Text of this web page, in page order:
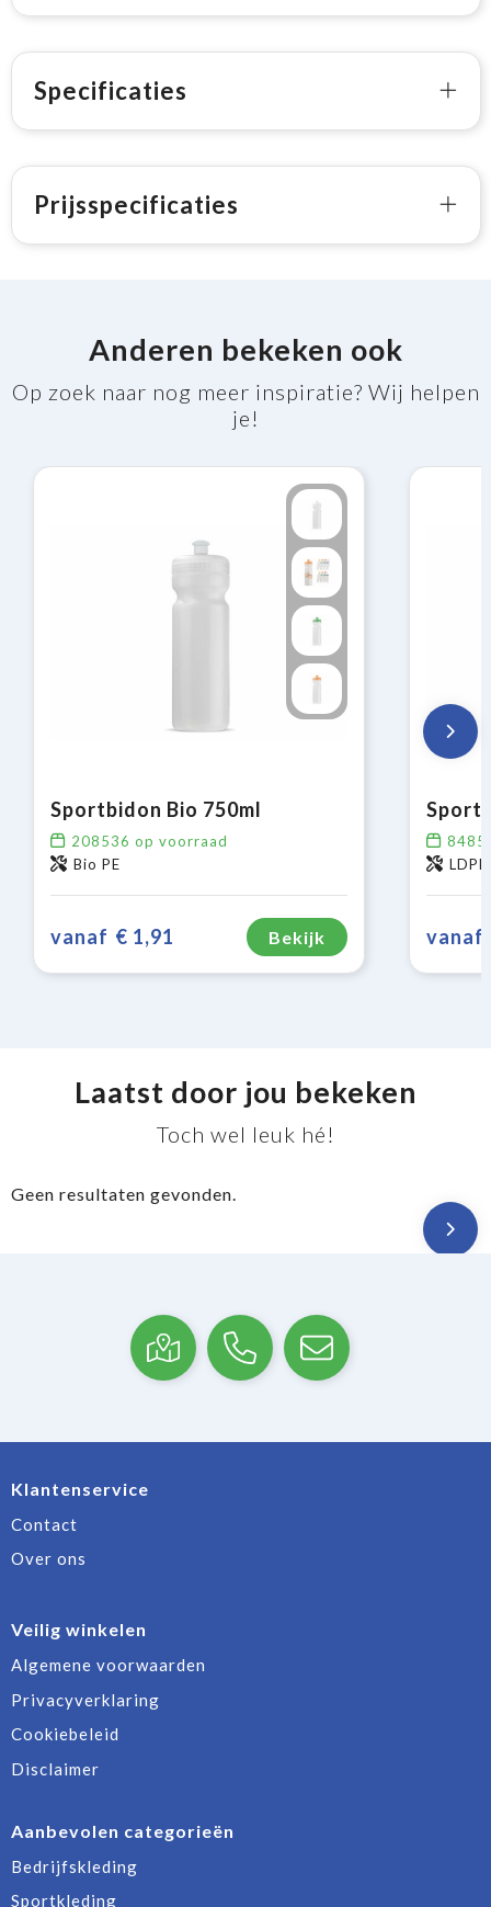
Specificaties
Prijsspecificaties
Anderen bekeken ook
Op zoek naar nog meer inspiratie? Wij helpen
je!
Sportbidon Bio 750ml
208536 op voorraad
Bio PE
vanaf € 1,91 Bekijk vanaf
Laatst door jou bekeken
Toch wel leuk hé!
Geen resultaten gevonden.
Klantenservice
Contact
Over ons
Veilig winkelen
Algemene voorwaarden
Privacyverklaring
Cookiebeleid
Disclaimer
Aanbevolen categorieën
Bedrijfskleding
Sportkleding